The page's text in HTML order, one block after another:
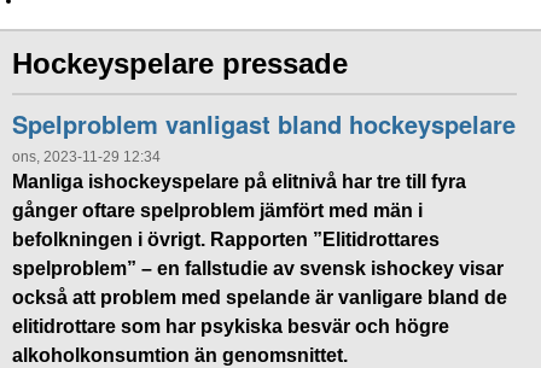
Hockeyspelare pressade
Spelproblem vanligast bland hockeyspelare
ons, 2023-11-29 12:34
Manliga ishockeyspelare på elitnivå har tre till fyra
gånger oftare spelproblem jämfört med män i
befolkningen i övrigt. Rapporten ”Elitidrottares
spelproblem” – en fallstudie av svensk ishockey visar
också att problem med spelande är vanligare bland de
elitidrottare som har psykiska besvär och högre
alkoholkonsumtion än genomsnittet.